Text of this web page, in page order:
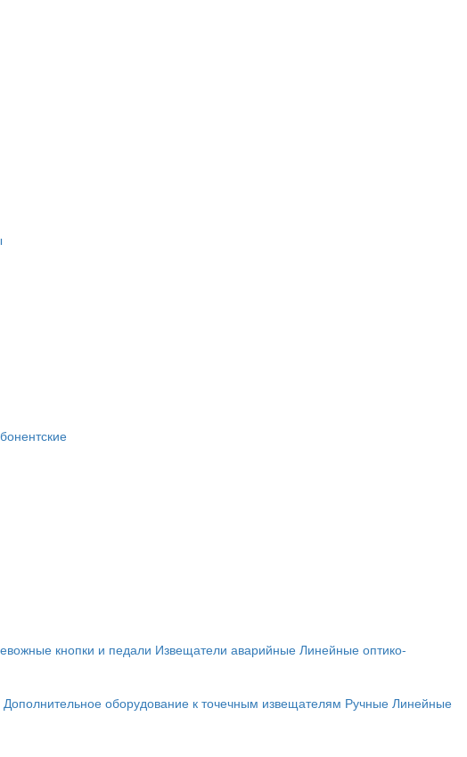
кнопки и педали Извещатели аварийные Линейные оптико-
Дополнительное оборудование к точечным извещателям Ручные Линейные